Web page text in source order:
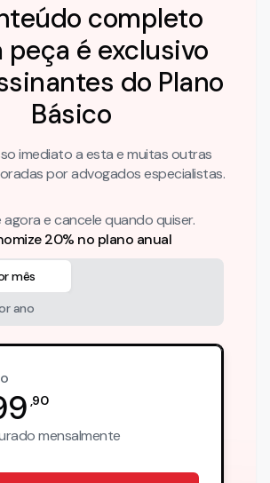
completo
peça é exclusivo
do Plano
Básico
imediato a esta e muitas outras
por advogados especialistas.
agora e cancele quando quiser.
20% no plano anual
mês
ano
,90
mensalmente